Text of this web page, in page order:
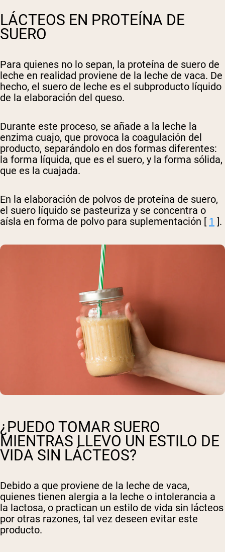
LÁCTEOS EN PROTEÍNA DE
SUERO
Para quienes no lo sepan, la proteína de suero de
leche en realidad proviene de la leche de vaca. De
hecho, el suero de leche es el subproducto líquido
de la elaboración del queso.
Durante este proceso, se añade a la leche la
enzima cuajo, que provoca la coagulación del
producto, separándolo en dos formas diferentes:
la forma líquida, que es el suero, y la forma sólida,
que es la cuajada.
En la elaboración de polvos de proteína de suero,
el suero líquido se pasteuriza y se concentra o
aísla en forma de polvo para suplementación [ 1 ].
¿PUEDO TOMAR SUERO
MIENTRAS LLEVO UN ESTILO DE
VIDA SIN LÁCTEOS?
Debido a que proviene de la leche de vaca,
quienes tienen alergia a la leche o intolerancia a
la lactosa, o practican un estilo de vida sin lácteos
por otras razones, tal vez deseen evitar este
producto.